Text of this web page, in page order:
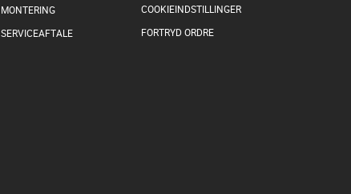
MONTERING
SERVICEAFTALE
COOKIEINDSTILLINGER
FORTRYD ORDRE